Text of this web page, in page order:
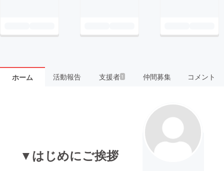
ホーム 活動報告 支援者 1 仲間募集 コメント
▼はじめにご挨拶